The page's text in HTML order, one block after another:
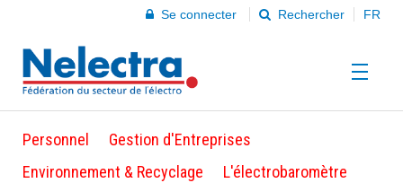
Se connecter Rechercher FR
Accueil
Personnel
Gestion d'Entreprises
Environnement & Recyclage
L'électrobaromètre